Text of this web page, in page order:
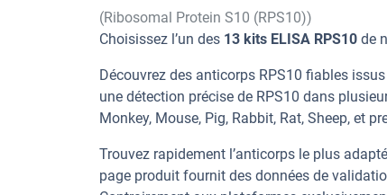
(Ribosomal Protein S10 (RPS10))
Choisissez l’un des 13 kits ELISA RPS10 de
Découvrez des anticorps RPS10 fiables
une détection précise de RPS10 dans
Monkey, Mouse, Pig, Rabbit, Rat, Sheep, et
Trouvez rapidement l’anticorps le plus
page produit fournit des données de